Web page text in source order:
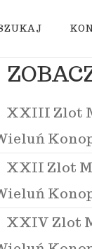
XXIII Zlot
XXII Zlot
XXIV Zlot